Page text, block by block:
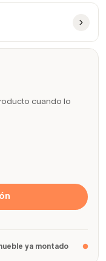
cuando lo
ya montado